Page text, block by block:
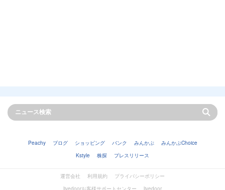
Peachy ブログ ショッピング バンク みんかぶ
みんかぶChoice
Kstyle
株探 プレスリリース
運営会社 利用規約
プライバシーポリシー
livedoorお客様サポートセンター
livedoor